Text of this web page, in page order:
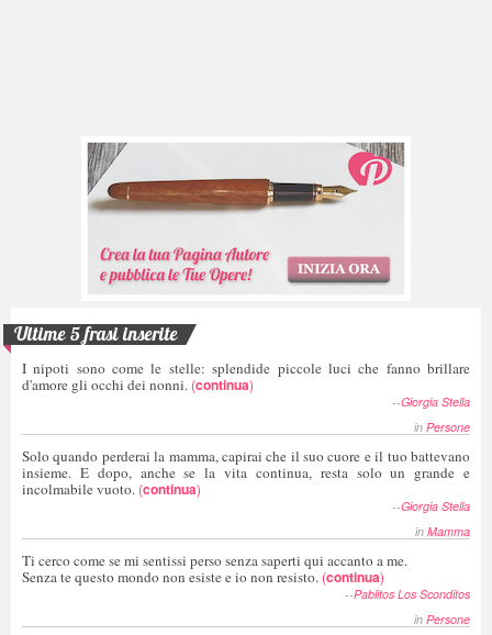
Ultime 5 frasi inserite
I nipoti sono come le stelle: splendide piccole luci che fanno brillare
d'amore gli occhi dei nonni. (continua)
--Giorgia Stella
in Persone
Solo quando perderai la mamma, capirai che il suo cuore e il tuo battevano
insieme. E dopo, anche se la vita continua, resta solo un grande e
incolmabile vuoto. (continua)
--Giorgia Stella
in Mamma
Ti cerco come se mi sentissi perso senza saperti qui accanto a me.
Senza te questo mondo non esiste e io non resisto. (continua)
--Pablitos Los Sconditos
in Persone